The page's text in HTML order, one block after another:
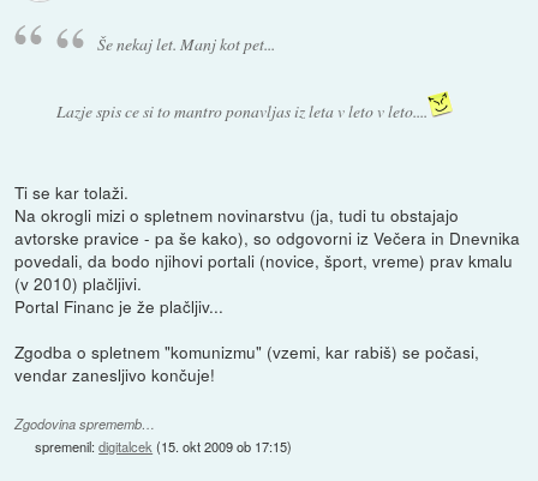
Še nekaj let. Manj kot pet...
Lazje spis ce si to mantro ponavljas iz leta v leto v leto....
Ti se kar tolaži.
Na okrogli mizi o spletnem novinarstvu (ja, tudi tu obstajajo
avtorske pravice - pa še kako), so odgovorni iz Večera in Dnevnika
povedali, da bodo njihovi portali (novice, šport, vreme) prav kmalu
(v 2010) plačljivi.
Portal Financ je že plačljiv...
Zgodba o spletnem "komunizmu" (vzemi, kar rabiš) se počasi,
vendar zanesljivo končuje!
Zgodovina sprememb…
spremenil:digitalcek (15. okt 2009 ob 17:15)